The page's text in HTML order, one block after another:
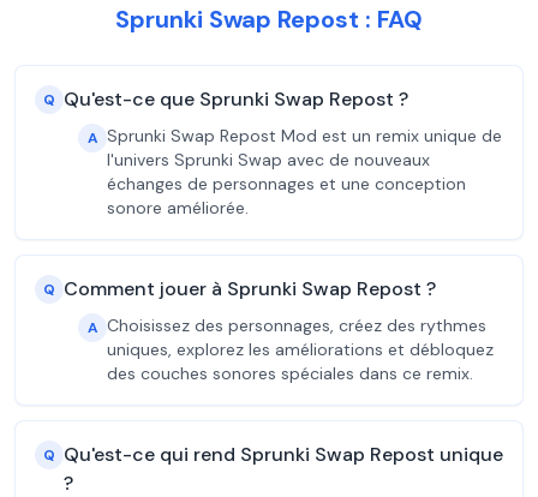
Sprunki Swap Repost : FAQ
Q Qu'est-ce que Sprunki Swap Repost ?
A Sprunki Swap Repost Mod est un remix unique de
l'univers Sprunki Swap avec de nouveaux
échanges de personnages et une conception
sonore améliorée.
Q Comment jouer à Sprunki Swap Repost ?
A Choisissez des personnages, créez des rythmes
uniques, explorez les améliorations et débloquez
des couches sonores spéciales dans ce remix.
Q Qu'est-ce qui rend Sprunki Swap Repost unique
?